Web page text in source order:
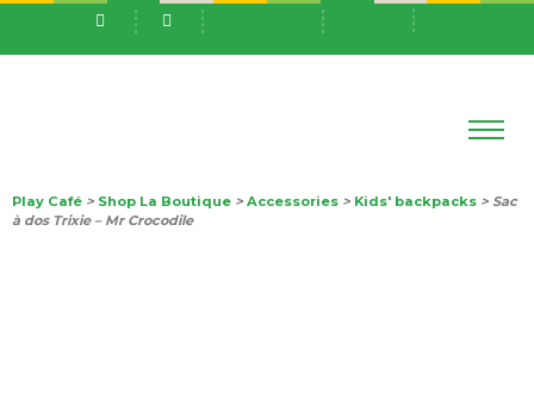
Play Café > Shop La Boutique > Accessories > Kids' backpacks > Sac
à dos Trixie – Mr Crocodile